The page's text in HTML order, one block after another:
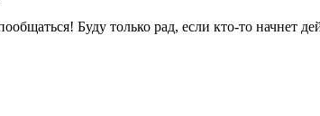
Буду только рад, если кто-то начнет